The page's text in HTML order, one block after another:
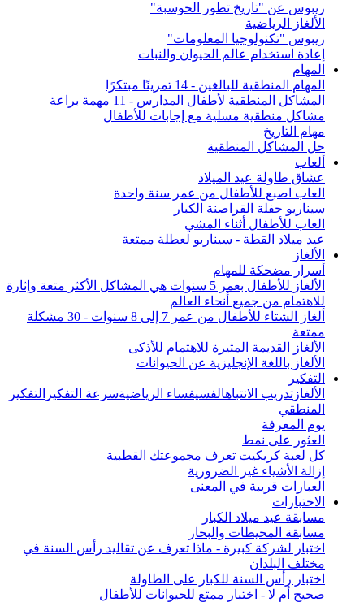
ريبوس عن "تاريخ تطور الحوسبة"
الألغاز الرياضية
ريبوس "تكنولوجيا المعلومات"
إعادة استخدام عالم الحيوان والنبات
المهام
المهام المنطقية للبالغين - 14 تمرينًا مبتكرًا
المشاكل المنطقية لأطفال المدارس - 11 مهمة براعة
مشاكل منطقية مسلية مع إجابات للأطفال
مهام التاريخ
حل المشاكل المنطقية
ألعاب
عشاق طاولة عيد الميلاد
العاب اصبع للأطفال من عمر سنة واحدة
سيناريو حفلة القراصنة الكبار
العاب للأطفال أثناء المشي
عيد ميلاد القطة - سيناريو لعطلة ممتعة
الألغاز
أسرار مضحكة للمهام
الألغاز للأطفال بعمر 5 سنوات هي المشاكل الأكثر متعة وإثارة
للاهتمام من جميع أنحاء العالم
ألغاز الشتاء للأطفال من عمر 7 إلى 8 سنوات - 30 مشكلة
ممتعة
الألغاز القديمة المثيرة للاهتمام للأذكى
الألغاز باللغة الإنجليزية عن الحيوانات
التفكير
الألغاز تدريب الانتباهالفسيفساء الرياضيةسرعة التفكير التفكير
المنطقي
يوم المعرفة
العثور على نمط
كل لعبة كريكيت تعرف مجموعتك القطبية
إزالة الأشياء غير الضرورية
العبارات قريبة في المعنى
الاختبارات
مسابقة عيد ميلاد الكبار
مسابقة المحيطات والبحار
اختبار لشركة كبيرة - ماذا تعرف عن تقاليد رأس السنة في
مختلف البلدان
اختبار رأس السنة للكبار على الطاولة
صحيح أم لا - اختبار ممتع للحيوانات للأطفال